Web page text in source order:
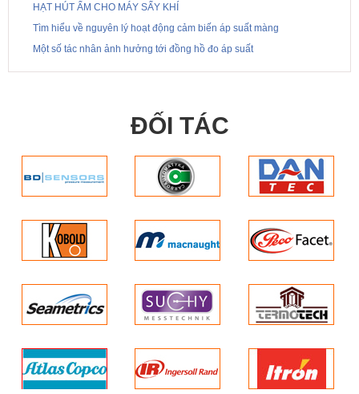
HẠT HÚT ẨM CHO MÁY SẤY KHÍ
Tìm hiểu về nguyên lý hoạt động cảm biến áp suất màng
Một số tác nhân ảnh hưởng tới đồng hồ đo áp suất
ĐỐI TÁC